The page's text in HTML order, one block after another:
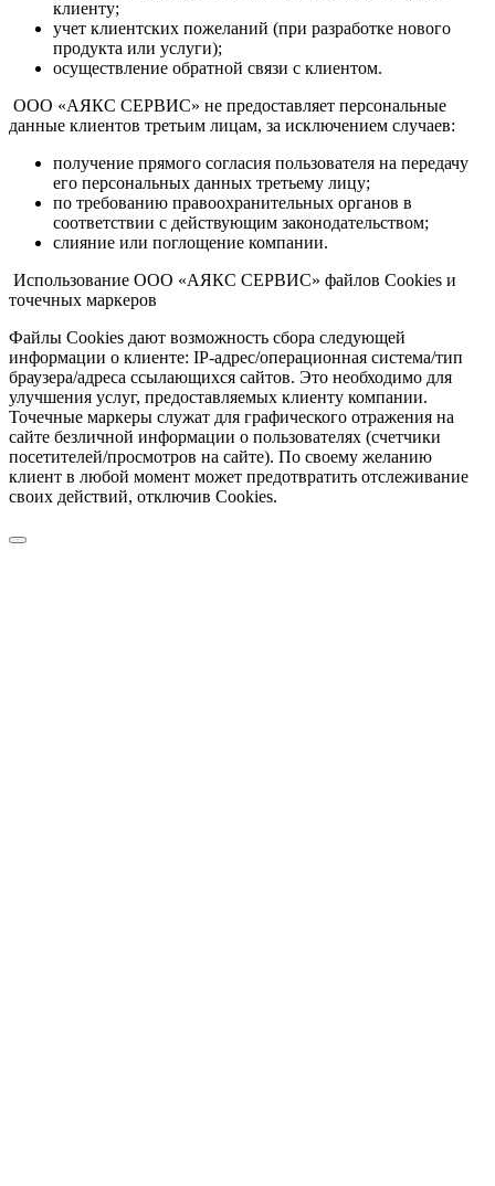
клиенту;
учет клиентских пожеланий (при разработке нового
продукта или услуги);
осуществление обратной связи с клиентом.
ООО «АЯКС СЕРВИС» не предоставляет персональные
данные клиентов третьим лицам, за исключением случаев:
получение прямого согласия пользователя на передачу
его персональных данных третьему лицу;
по требованию правоохранительных органов в
соответствии с действующим законодательством;
слияние или поглощение компании.
Использование ООО «АЯКС СЕРВИС» файлов Cookies и
точечных маркеров
Файлы Cookies дают возможность сбора следующей
информации о клиенте: IP-адрес/операционная система/тип
браузера/адреса ссылающихся сайтов. Это необходимо для
улучшения услуг, предоставляемых клиенту компании.
Точечные маркеры служат для графического отражения на
сайте безличной информации о пользователях (счетчики
посетителей/просмотров на сайте). По своему желанию
клиент в любой момент может предотвратить отслеживание
своих действий, отключив Cookies.